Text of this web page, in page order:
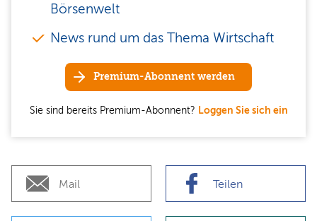
Börsenwelt
News rund um das Thema Wirtschaft
Premium-Abonnent werden
Sie sind bereits Premium-Abonnent? Loggen Sie sich ein
Mail Teilen